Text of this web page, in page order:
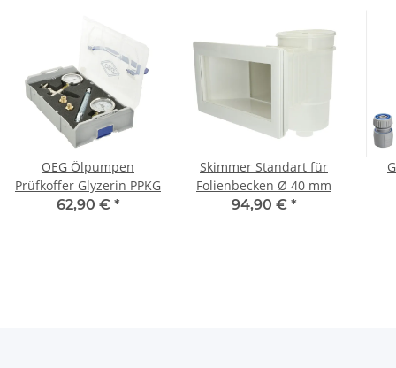
OEG Ölpumpen
Prüfkoffer Glyzerin PPKG
62,90 € *
Skimmer Standart für
Folienbecken Ø 40 mm
94,90 € *